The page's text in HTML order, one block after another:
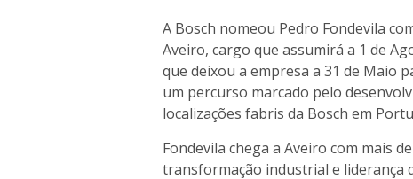
A Bosch nomeou Pedro Fondevila
Aveiro, cargo que assumirá a 1 de
que deixou a empresa a 31 de Maio
um percurso marcado pelo
localizações fabris da Bosch em
Fondevila chega a Aveiro com mais
transformação industrial e liderança